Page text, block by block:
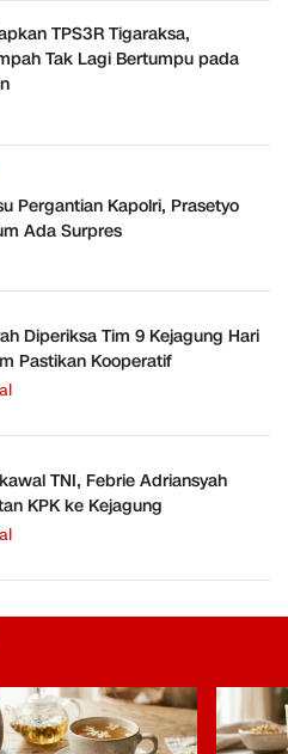
TPS3R Tigaraksa,
Tak Lagi Bertumpu pada
Pergantian Kapolri, Prasetyo
Ada Surpres
Diperiksa Tim 9 Kejagung Hari
Pastikan Kooperatif
TNI, Febrie Adriansyah
KPK ke Kejagung